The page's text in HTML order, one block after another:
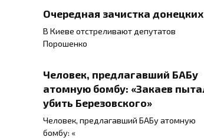
Очередная зачистка донецких
В Киеве отстреливают депутатов
Порошенко
Человек, предлагавший БАБу
атомную бомбу: «Закаев
убить Березовского»
Человек, предлагавший БАБу атомную
бомбу: «